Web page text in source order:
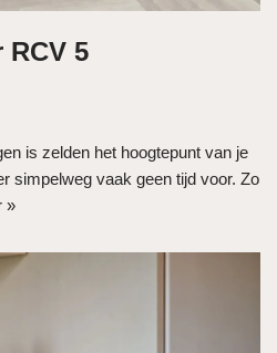
RCV 5
is zelden het hoogtepunt van je
simpelweg vaak geen tijd voor. Zo
»